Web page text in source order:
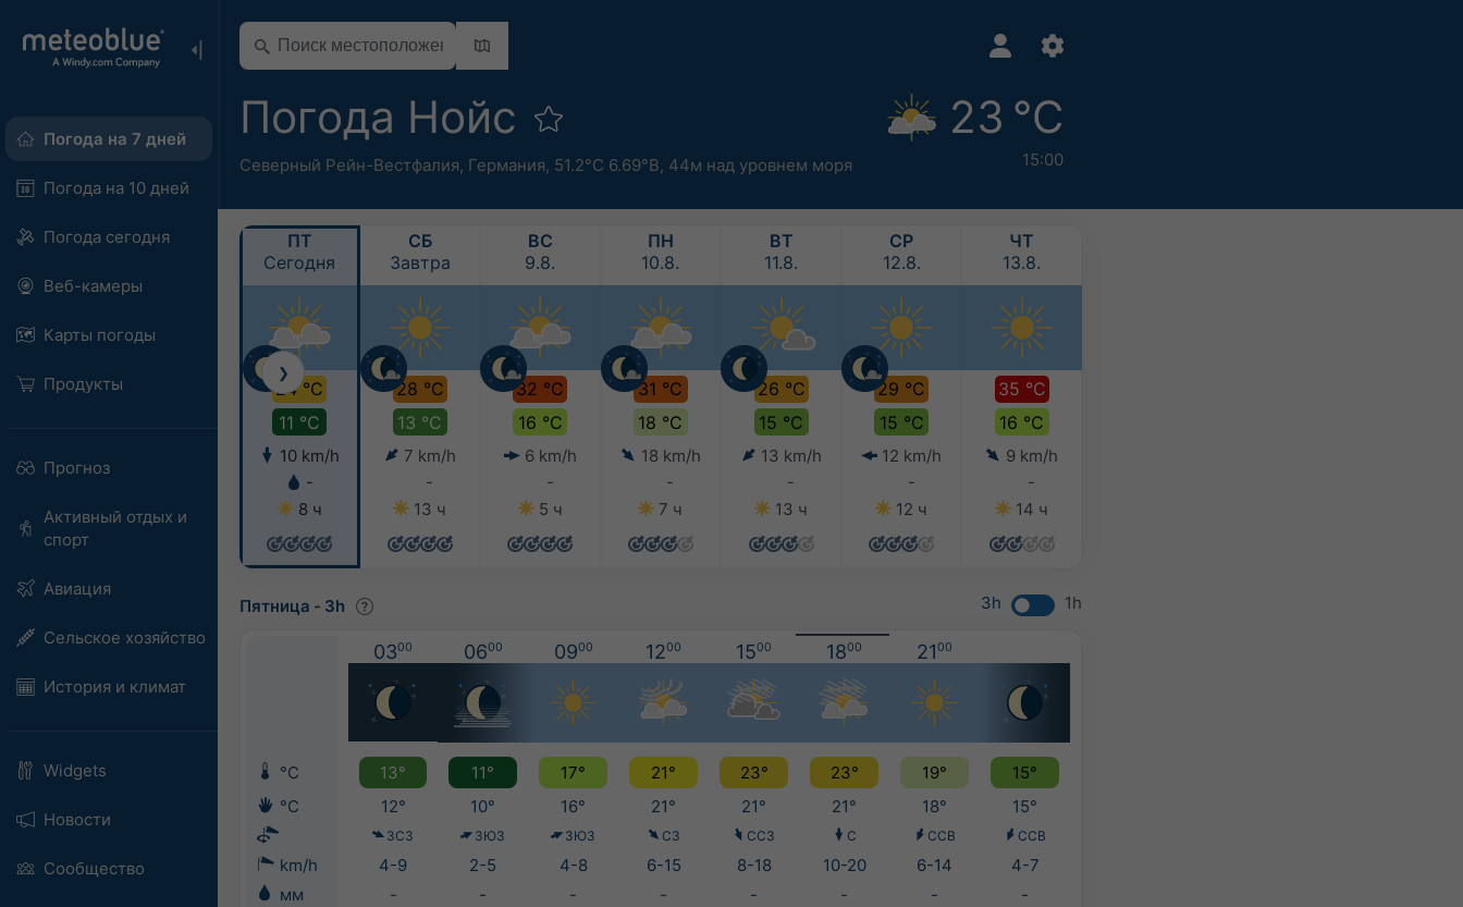
Погода на 7 дней
Погода на 10 дней
Погода сегодня
Веб-камеры
Карты погоды
Продукты
Прогноз
Активный отдых и
спорт
Авиация
Сельское хозяйство
История и климат
Widgets
Новости
Сообщество
Погода Нойс
Северный Рейн-Вестфалия, Германия, 51.2°С 6.69°В, 44м над уровнем моря
23 °C
15:00
ПТ
Сегодня
24 °C
11 °C
10 km/h
-
8 ч
СБ
Завтра
28 °C
13 °C
7 km/h
-
13 ч
ВС
9.8.
32 °C
16 °C
6 km/h
-
5 ч
ПН
10.8.
31 °C
18 °C
18 km/h
-
7 ч
ВТ
11.8.
26 °C
15 °C
13 km/h
-
13 ч
СР
12.8.
29 °C
15 °C
12 km/h
-
12 ч
ЧТ
13.8.
35 °C
16 °C
9 km/h
-
14 ч
❯
Пятница - 3h 3h 1h
0300 0600 0900 1200 1500 1800 2100
°C 13° 11° 17° 21° 23° 23° 19°
15°
°C
12° 10° 16° 21° 21° 21° 18° 15°
ЗСЗ ЗЮЗ ЗЮЗ СЗ ССЗ С ССВ ССВ
km/h 4-9 2-5 4-8 6-15 8-18 10-20 6-14
4-7
мм
- - - - - - -
-